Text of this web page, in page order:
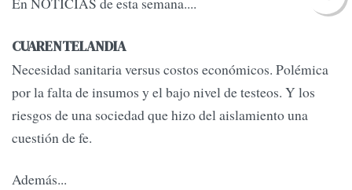
CUARENTELANDIA
Necesidad sanitaria versus costos económicos. Polémica
por la falta de insumos y el bajo nivel de testeos. Y los
riesgos de una sociedad que hizo del aislamiento una
cuestión de fe.
Además...